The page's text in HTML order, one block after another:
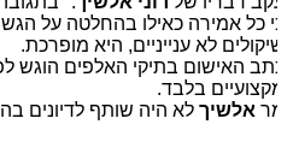
כל אמירה כאילו בהחלטה על הגשת
לא ענייניים, היא מופרכת.
האישום בתיקי האלפים הוגש
בלבד.
אלשיךלא היה שותף לדיונים